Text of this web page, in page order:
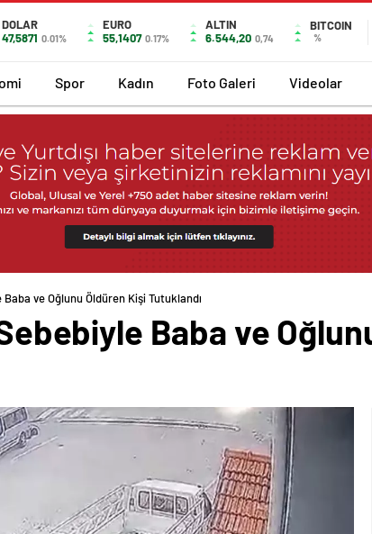
DOLAR
47,5871 0.01%
EURO
55,1407 0.17%
ALTIN
6.544,20 0,74
BITCOIN
%
Spor Kadın Foto Galeri Videolar
ve Oğlunu Öldüren Kişi Tutuklandı
Baba ve